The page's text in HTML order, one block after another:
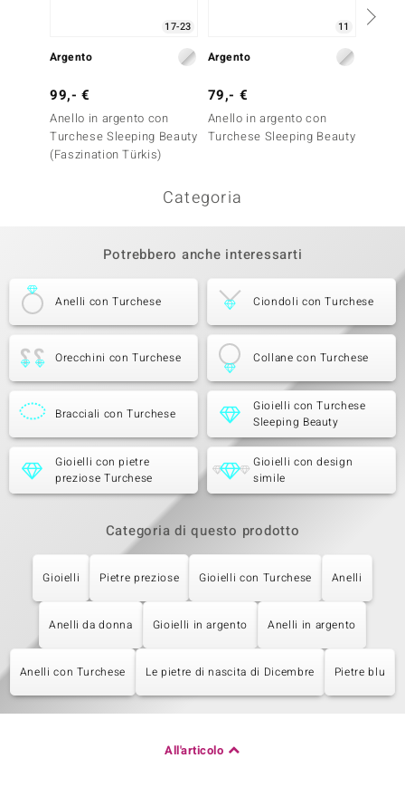
17-23
Argento
99,- €
Anello in argento con
Turchese Sleeping Beauty
(Faszination Türkis)
11
Argento
79,- €
Anello in argento con
Turchese Sleeping Beauty
Categoria
Potrebbero anche interessarti
Anelli con Turchese Ciondoli con Turchese
Orecchini con Turchese Collane con Turchese
Bracciali con Turchese
Gioielli con Turchese
Sleeping Beauty
Gioielli con pietre
preziose Turchese
Gioielli con design
simile
Categoria di questo prodotto
Gioielli Pietre preziose Gioielli con Turchese Anelli
Anelli da donna Gioielli in argento Anelli in argento
Anelli con Turchese Le pietre di nascita di Dicembre Pietre blu
All'articolo